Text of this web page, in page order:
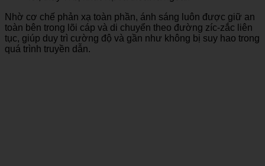
Nhờ cơ chế phản xạ toàn phần, ánh sáng luôn được giữ an
toàn bên trong lõi cáp và di chuyển theo đường zíc-zắc liên
tục, giúp duy trì cường độ và gần như không bị suy hao trong
quá trình truyền dẫn.